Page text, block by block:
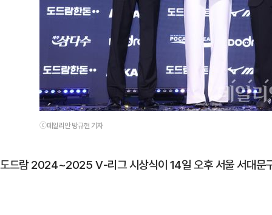
ⓒ데일리안 방규현 기자
도드람 2024~2025 V-리그 시상식이 14일 오후 서울 서대문